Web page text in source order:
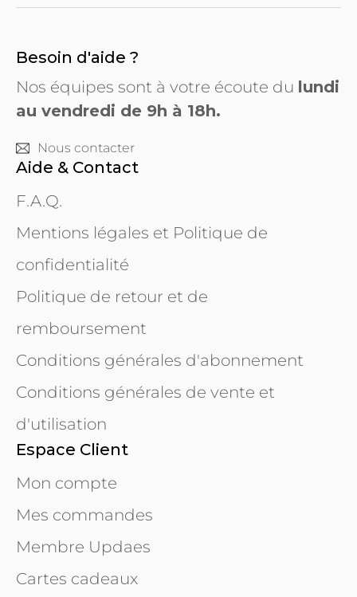
Besoin d'aide ?
Nos équipes sont à votre écoute du lundi
au vendredi de 9h à 18h.
Nous contacter
Aide & Contact
F.A.Q.
Mentions légales et Politique de
confidentialité
Politique de retour et de
remboursement
Conditions générales d'abonnement
Conditions générales de vente et
d'utilisation
Espace Client
Mon compte
Mes commandes
Membre Updaes
Cartes cadeaux